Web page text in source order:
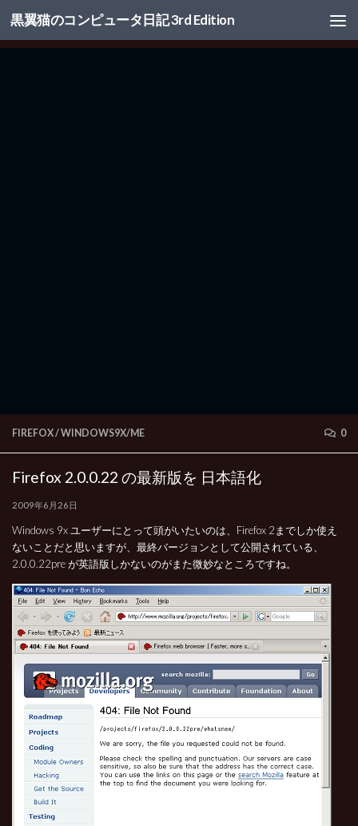
コンテンツへスキップ
黒翼猫のコンピュータ日記 3rd Edition
FIREFOX/WINDOWS9X/ME 0
Firefox 2.0.0.22 の最新版を 日本語化
2009年6月26日
Windows 9x ユーザーにとって頭がいたいのは、Firefox 2までしか使え
ないことだと思いますが、最終バージョンとして公開されている、
2.0.0.22pre が英語版しかないのがまた微妙なところですね。